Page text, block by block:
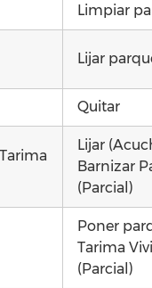
Limpiar
Lijar
Quitar
Lijar
Barnizar
(Parcial)
Poner
Tarima
(Parcial)